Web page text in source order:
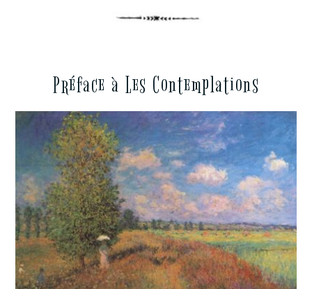
Préface à Les Contemplations